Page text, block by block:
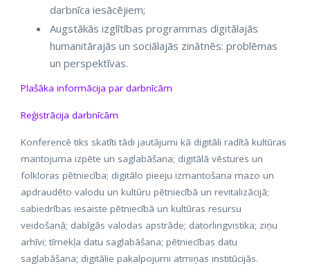
darbnīca iesācējiem;
Augstākās izglītības programmas digitālajās
humanitārajās un sociālajās zinātnēs: problēmas
un perspektīvas.
Plašāka informācija par darbnīcām
Reģistrācija darbnīcām
Konferencē tiks skatīti tādi jautājumi kā digitāli radītā kultūras
mantojuma izpēte un saglabāšana; digitālā vēstures un
folkloras pētniecība; digitālo pieeju izmantošana mazo un
apdraudēto valodu un kultūru pētniecībā un revitalizācijā;
sabiedrības iesaiste pētniecībā un kultūras resursu
veidošanā; dabīgās valodas apstrāde; datorlingvistika; ziņu
arhīvi; tīmekļa datu saglabāšana; pētniecības datu
saglabāšana; digitālie pakalpojumi atmiņas institūcijās.